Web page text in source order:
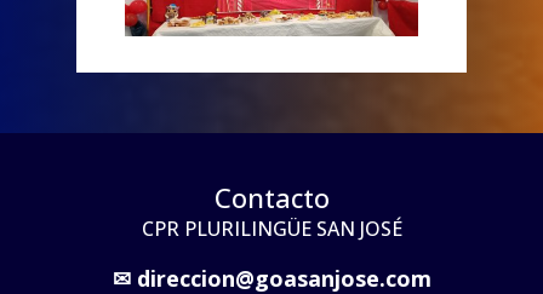
Contacto
CPR PLURILINGÜE SAN JOSÉ
✉ direccion@goasanjose.com